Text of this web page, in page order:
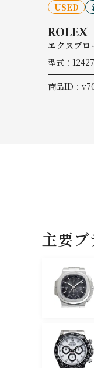
USED
ROLEX
エクスプロ
型式：
商品ID：
主要ブ